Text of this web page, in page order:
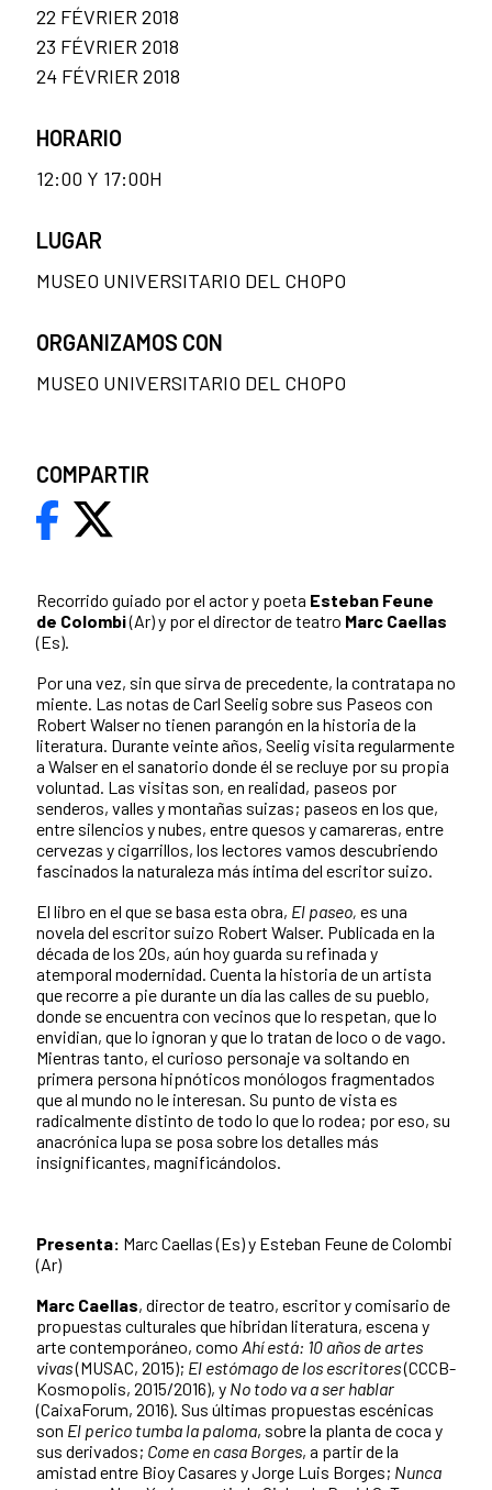
Recorrido guiado por el actor y poeta Esteban Feune
de Colombi(Ar) y por el director de teatro Marc Caellas
(Es).
Por una vez, sin que sirva de precedente, la contratapa no
miente. Las notas de Carl Seelig sobre sus Paseos con
Robert Walser no tienen parangón en la historia de la
literatura. Durante veinte años, Seelig visita regularmente
a Walser en el sanatorio donde él se recluye por su propia
voluntad. Las visitas son, en realidad, paseos por
senderos, valles y montañas suizas; paseos en los que,
entre silencios y nubes, entre quesos y camareras, entre
cervezas y cigarrillos, los lectores vamos descubriendo
fascinados la naturaleza más í­ntima del escritor suizo.
El libro en el que se basa esta obra, El paseo, es una
novela del escritor suizo Robert Walser. Publicada en la
década de los 20s, aún hoy guarda su refinada y
atemporal modernidad. Cuenta la historia de un artista
que recorre a pie durante un dí­a las calles de su pueblo,
donde se encuentra con vecinos que lo respetan, que lo
envidian, que lo ignoran y que lo tratan de loco o de vago.
Mientras tanto, el curioso personaje va soltando en
primera persona hipnóticos monólogos fragmentados
que al mundo no le interesan. Su punto de vista es
radicalmente distinto de todo lo que lo rodea; por eso, su
anacrónica lupa se posa sobre los detalles más
insignificantes, magnificándolos.
Presenta: Marc Caellas (Es) y Esteban Feune de Colombi
(Ar)
Marc Caellas, director de teatro, escritor y comisario de
propuestas culturales que hibridan literatura, escena y
arte contemporáneo, como Ahí está: 10 años de artes
vivas(MUSAC, 2015); El estómago de los escritores(CCCB-
Kosmopolis, 2015/2016), y No todo va a ser hablar
(CaixaForum, 2016). Sus últimas propuestas escénicas
son El perico tumba la paloma, sobre la planta de coca y
sus derivados; Come en casa Borges, a partir de la
amistad entre Bioy Casares y Jorge Luis Borges; Nunca
22 FÉVRIER 2018
23 FÉVRIER 2018
24 FÉVRIER 2018
HORARIO
12:00 Y 17:00H
LUGAR
MUSEO UNIVERSITARIO DEL CHOPO
ORGANIZAMOS CON
MUSEO UNIVERSITARIO DEL CHOPO
COMPARTIR